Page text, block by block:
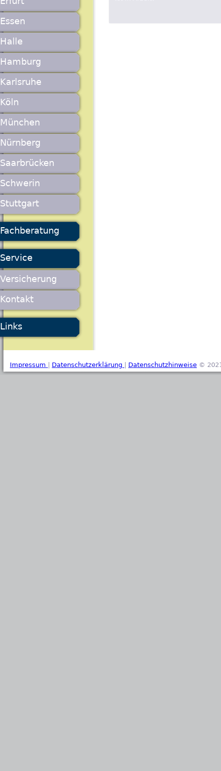
Essen
Halle
Hamburg
Karlsruhe
Köln
München
Nürnberg
Saarbrücken
Schwerin
Stuttgart
Fachberatung
Service
Versicherung
Kontakt
Links
Impressum Datenschutzerklärung Datenschutzhinweise ©